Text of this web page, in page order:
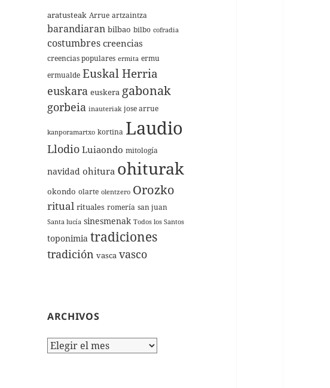
aratusteak Arrue artzaintza
barandiaran bilbao bilbo cofradia
costumbres creencias
creencias populares ermita ermu
ermualde Euskal Herria
euskara euskera gabonak
gorbeia inauteriak jose arrue
kanporamartxo kortina Laudio
Llodio Luiaondo mitología
navidad ohitura ohiturak
okondo olarte olentzero Orozko
ritual rituales romería san juan
Santa lucía sinesmenak Todos los Santos
toponimia tradiciones
tradición vasca vasco
ARCHIVOS
Archivos